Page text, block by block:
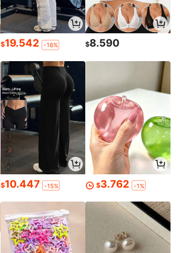
$19.542 -16% $8.590
$10.447 -15% $3.762 -1%